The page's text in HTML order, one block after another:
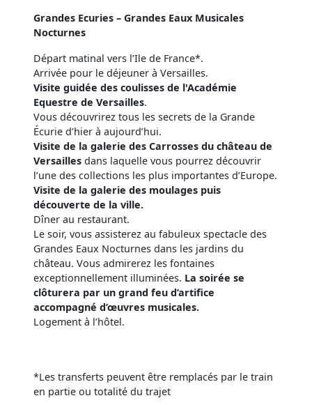
Grandes Ecuries – Grandes Eaux Musicales
Nocturnes
Départ matinal vers l’Ile de France*.
Arrivée pour le déjeuner à Versailles.
Visite guidée des coulisses de l'Académie
Equestre de Versailles.
Vous découvrirez tous les secrets de la Grande
Écurie d’hier à aujourd’hui.
Visite de la galerie des Carrosses du château de
Versailles dans laquelle vous pourrez découvrir
l’une des collections les plus importantes d’Europe.
Visite de la galerie des moulages puis
découverte de la ville.
Dîner au restaurant.
Le soir, vous assisterez au fabuleux spectacle des
Grandes Eaux Nocturnes dans les jardins du
château. Vous admirerez les fontaines
exceptionnellement illuminées. La soirée se
clôturera par un grand feu d’artifice
accompagné d’œuvres musicales.
Logement à l’hôtel.
*Les transferts peuvent être remplacés par le train
en partie ou totalité du trajet